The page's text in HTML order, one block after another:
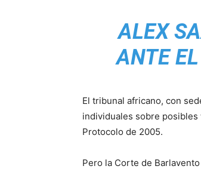
ALEX
ANTE
El tribunal africano, con
individuales sobre
Protocolo de 2005.
Pero la Corte de